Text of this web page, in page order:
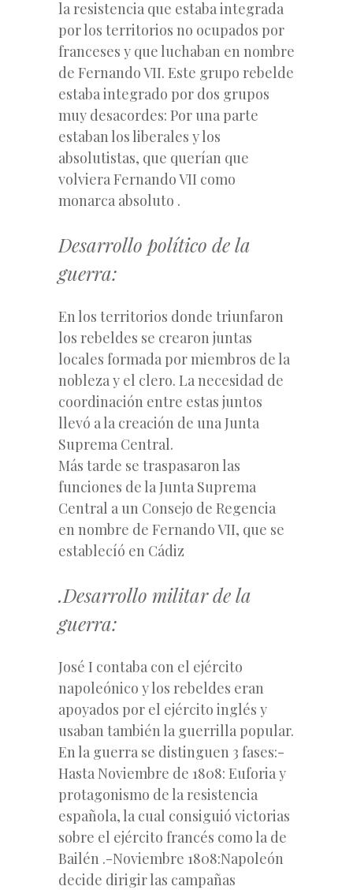
la resistencia que estaba integrada
por los territorios no ocupados por
franceses y que luchaban en nombre
de Fernando VII. Este grupo rebelde
estaba integrado por dos grupos
muy desacordes: Por una parte
estaban los liberales y los
absolutistas, que querían que
volviera Fernando VII como
monarca absoluto .
Desarrollo político de la
guerra:
En los territorios donde triunfaron
los rebeldes se crearon juntas
locales formada por miembros de la
nobleza y el clero. La necesidad de
coordinación entre estas juntos
llevó a la creación de una Junta
Suprema Central.
Más tarde se traspasaron las
funciones de la Junta Suprema
Central a un Consejo de Regencia
en nombre de Fernando VII, que se
establecíó en Cádiz
.Desarrollo militar de la
guerra:
José I contaba con el ejército
napoleónico y los rebeldes eran
apoyados por el ejército inglés y
usaban también la guerrilla popular.
En la guerra se distinguen 3 fases:-
Hasta Noviembre de 1808: Euforia y
protagonismo de la resistencia
española, la cual consiguió victorias
sobre el ejército francés como la de
Bailén .-Noviembre 1808:Napoleón
decide dirigir las campañas